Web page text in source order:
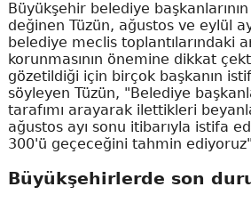
Büyükşehir belediye
değinen Tüzün, ağustos ve eylül
belediye meclis toplantılarındaki
korunmasının önemine dikkat
gözetildiği için birçok başkanın
söyleyen Tüzün, "Belediye
tarafımı arayarak ilettikleri
ağustos ayı sonu itibarıyla istifa
300'ü geçeceğini tahmin
Büyükşehirlerde son